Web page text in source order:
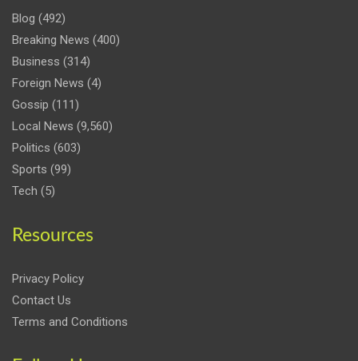
Blog (492)
Breaking News (400)
Business (314)
Foreign News (4)
Gossip (111)
Local News (9,560)
Politics (603)
Sports (99)
Tech (5)
Resources
Privacy Policy
Contact Us
Terms and Conditions